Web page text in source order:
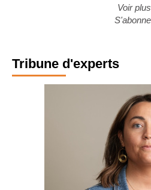
Voir plus
Tribune d'experts